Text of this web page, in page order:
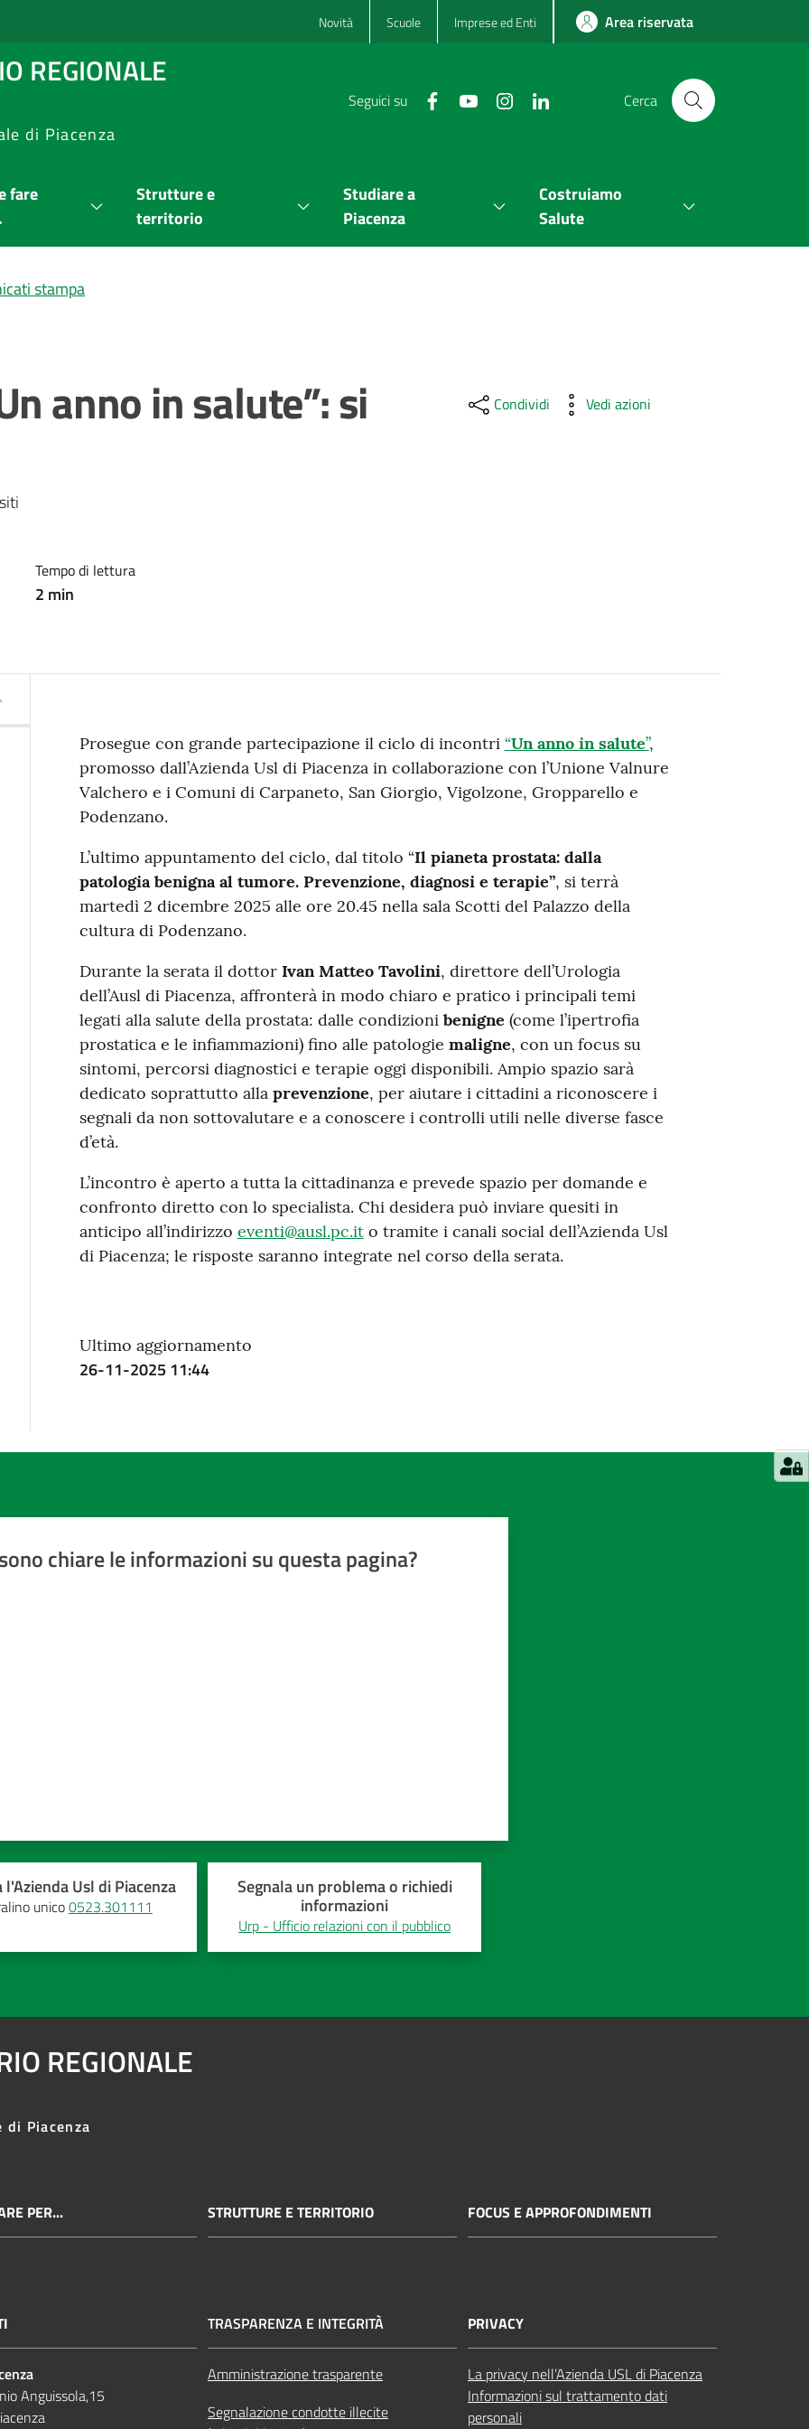
Novità Scuole Imprese ed Enti Area riservata
REGIONALE
di Piacenza
Seguici su Cerca
fare
Strutture e
territorio
Studiare a
Piacenza
Costruiamo
Salute
stampa
anno in salute”: si
Tempo di lettura
2 min
Condividi Vedi azioni
Prosegue con grande partecipazione il ciclo di incontri “Un anno in salute”,
promosso dall’Azienda Usl di Piacenza in collaborazione con l’Unione Valnure
Valchero e i Comuni di Carpaneto, San Giorgio, Vigolzone, Gropparello e
Podenzano.
L’ultimo appuntamento del ciclo, dal titolo “Il pianeta prostata: dalla
patologia benigna al tumore. Prevenzione, diagnosi e terapie”, si terrà
martedì 2 dicembre 2025 alle ore 20.45 nella sala Scotti del Palazzo della
cultura di Podenzano.
Durante la serata il dottor Ivan Matteo Tavolini, direttore dell’Urologia
dell’Ausl di Piacenza, affronterà in modo chiaro e pratico i principali temi
legati alla salute della prostata: dalle condizioni benigne (come l’ipertrofia
prostatica e le infiammazioni) fino alle patologie maligne, con un focus su
sintomi, percorsi diagnostici e terapie oggi disponibili. Ampio spazio sarà
dedicato soprattutto alla prevenzione, per aiutare i cittadini a riconoscere i
segnali da non sottovalutare e a conoscere i controlli utili nelle diverse fasce
d’età.
L’incontro è aperto a tutta la cittadinanza e prevede spazio per domande e
confronto diretto con lo specialista. Chi desidera può inviare quesiti in
anticipo all’indirizzo eventi@ausl.pc.ito tramite i canali social dell’Azienda Usl
di Piacenza; le risposte saranno integrate nel corso della serata.
Ultimo aggiornamento
26-11-2025 11:44
chiare le informazioni su questa pagina?
l'Azienda Usl di Piacenza
unico0523.301111
Segnala un problema o richiedi
informazioni
Urp - Ufficio relazioni con il pubblico
REGIONALE
di Piacenza
PER... STRUTTURE E TERRITORIO FOCUS E APPROFONDIMENTI
Anguissola,15
TRASPARENZA E INTEGRITÀ
Amministrazione trasparente
Segnalazione condotte illecite
PRIVACY
La privacy nell’Azienda USL di Piacenza
Informazioni sul trattamento dati
personali